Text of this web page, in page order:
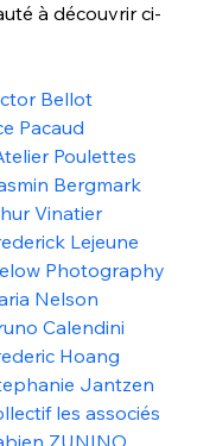
à découvrir ci-
Bellot
Pacaud
Poulettes
Bergmark
Vinatier
Lejeune
Photography
Nelson
Calendini
Hoang
Jantzen
les associés